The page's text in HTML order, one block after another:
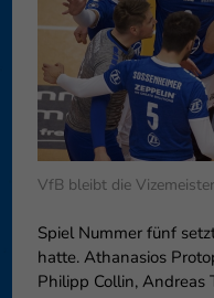
VfB bleibt die
Spiel Nummer fünf
hatte. Athanasios
Philipp Collin, Andreas